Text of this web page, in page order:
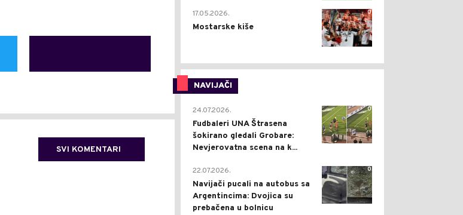
SVI KOMENTARI
0
17.05.2026.
Mostarske kiše
NAVIJAČI
0
24.07.2026.
Fudbaleri UNA Štrasena
šokirano gledali Grobare:
Nevjerovatna scena na k...
0
22.07.2026.
Navijači pucali na autobus sa
Argentincima: Dvojica su
prebačena u bolnicu